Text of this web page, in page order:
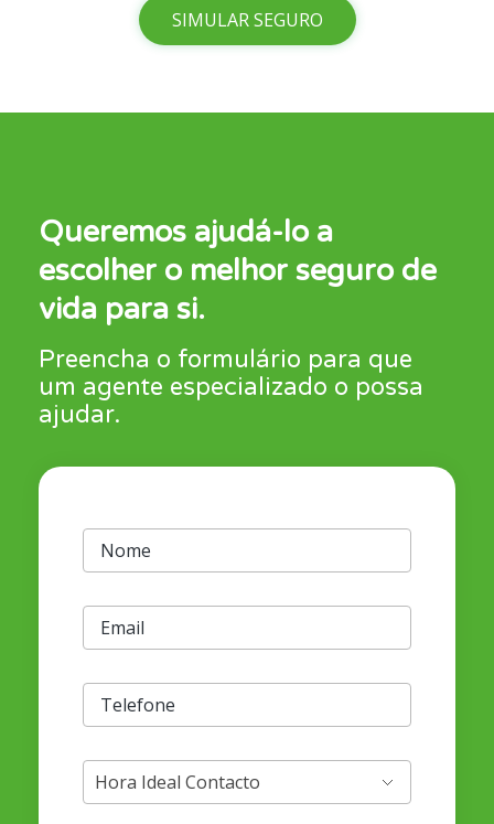
SIMULAR SEGURO
Queremos ajudá-lo a
escolher o melhor seguro de
vida para si.
Preencha o formulário para que
um agente especializado o possa
ajudar.